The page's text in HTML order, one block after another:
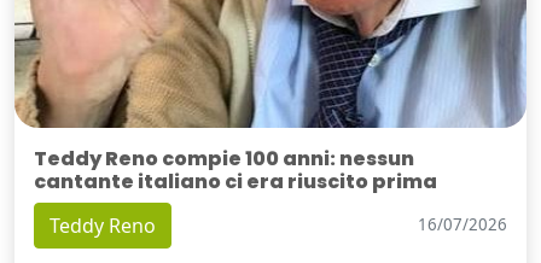
Teddy Reno compie 100 anni: nessun
cantante italiano ci era riuscito prima
Teddy Reno 16/07/2026